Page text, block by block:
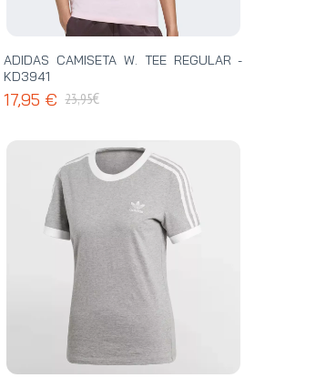
ADIDAS CAMISETA W. TEE REGULAR -
KD3941
17,95 € 23,95€